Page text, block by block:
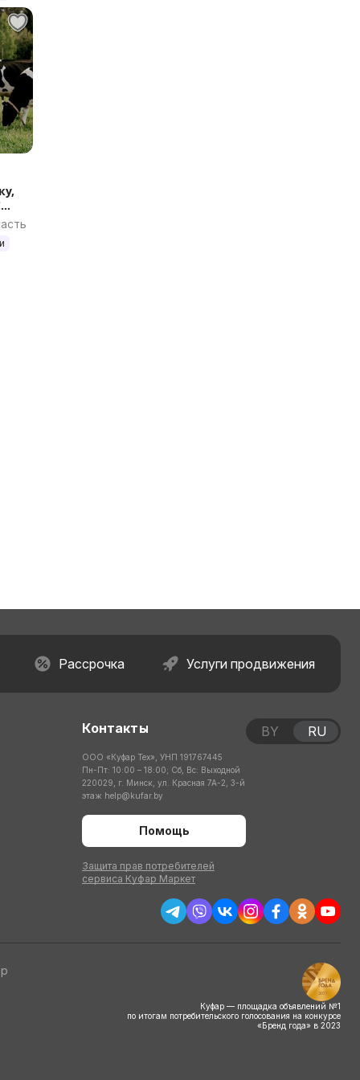
Рассрочка Услуги продвижения
Контакты
ООО «Куфар Тех», УНП 191767445
Пн-Пт: 10:00 – 18:00; Сб, Вс: Выходной
220029, г. Минск, ул. Красная 7А-2, 3-й
этаж help@kufar.by
Помощь
Защита прав потребителей
сервиса Куфар Маркет
BY RU
Куфар — площадка объявлений №1
по итогам потребительского голосования на конкурсе
«Бренд года» в 2023